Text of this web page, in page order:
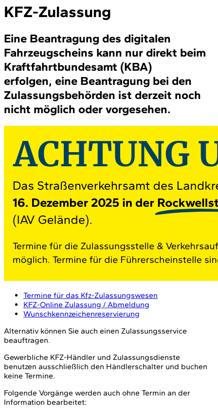
KFZ-Zulassung
Eine Beantragung des digitalen
Fahrzeugscheins kann nur direkt beim
Kraftfahrtbundesamt (KBA)
erfolgen, eine Beantragung bei den
Zulassungsbehörden ist derzeit noch
nicht möglich oder vorgesehen.
Termine für das Kfz-Zulassungswesen
KFZ-Online Zulassung / Abmeldung
Wunschkennzeichenreservierung
Alternativ können Sie auch einen Zulassungsservice
beauftragen.
Gewerbliche KFZ-Händler und Zulassungsdienste
benutzen ausschließlich den Händlerschalter und buchen
keine Termine.
Folgende Vorgänge werden auch ohne Termin an der
Information bearbeitet: